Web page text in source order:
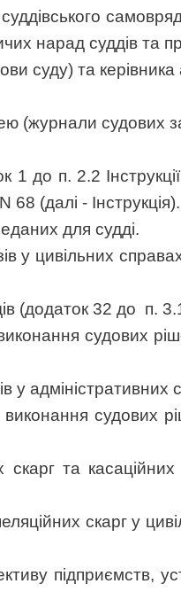
нарад суддів та
суду) та керівника
(журнали судових
1 до п. 2.2
(далі - Інструкція).
для судді.
у цивільних
(додаток 32 до п.
судових
адміністративних
судових
скарг та
скарг у
підприємств,